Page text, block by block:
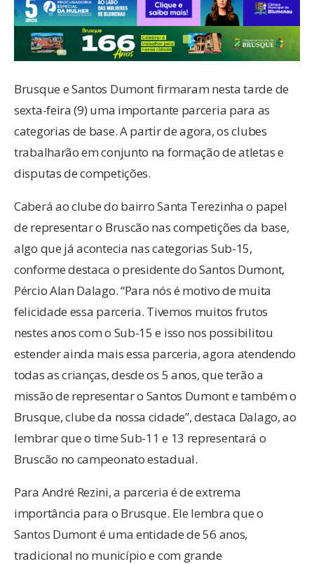
Brusque e Santos Dumont firmaram nesta tarde de
sexta-feira (9) uma importante parceria para as
categorias de base. A partir de agora, os clubes
trabalharão em conjunto na formação de atletas e
disputas de competições.
Caberá ao clube do bairro Santa Terezinha o papel
de representar o Bruscão nas competições da base,
algo que já acontecia nas categorias Sub-15,
conforme destaca o presidente do Santos Dumont,
Pércio Alan Dalago. “Para nós é motivo de muita
felicidade essa parceria. Tivemos muitos frutos
nestes anos com o Sub-15 e isso nos possibilitou
estender ainda mais essa parceria, agora atendendo
todas as crianças, desde os 5 anos, que terão a
missão de representar o Santos Dumont e também o
Brusque, clube da nossa cidade”, destaca Dalago, ao
lembrar que o time Sub-11 e 13 representará o
Bruscão no campeonato estadual.
Para André Rezini, a parceria é de extrema
importância para o Brusque. Ele lembra que o
Santos Dumont é uma entidade de 56 anos,
tradicional no município e com grande